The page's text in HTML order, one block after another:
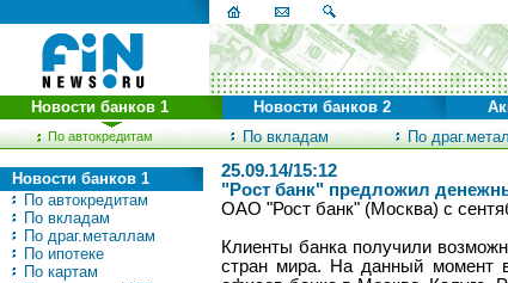
По автокредитам По вкладам По
Новости банков 1 Новости банков 2
Новости банков 1
По автокредитам
По вкладам
По драг.металлам
По ипотеке
По картам
25.09.14/15:12
"Рост банк" предложил
ОАО "Рост банк" (Москва) с
Клиенты банка получили
стран мира. На данный момент